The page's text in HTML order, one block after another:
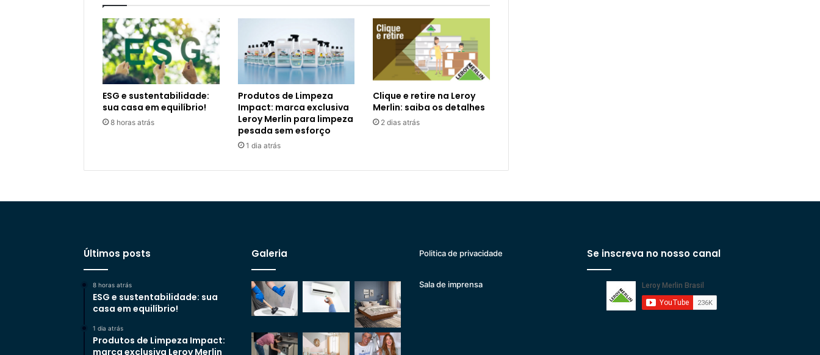
ESG e sustentabilidade:
sua casa em equilíbrio!
8 horas atrás
Produtos de Limpeza
Impact: marca exclusiva
Leroy Merlin para limpeza
pesada sem esforço
1 dia atrás
Clique e retire na Leroy
Merlin: saiba os detalhes
2 dias atrás
Últimos posts
8 horas atrás
ESG e sustentabilidade: sua
casa em equilíbrio!
1 dia atrás
Produtos de Limpeza Impact:
marca exclusiva Leroy Merlin
Galeria Politica de privacidade
Sala de imprensa
Se inscreva no nosso canal